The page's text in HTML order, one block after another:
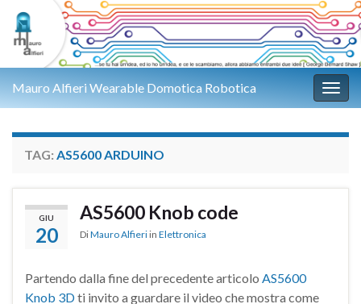
Mauro Alfieri Wearable Domotica Robotica
TAG: AS5600 ARDUINO
GIU
20
AS5600 Knob code
DiMauro Alfieri in Elettronica
Partendo dalla fine del precedente articolo AS5600
Knob 3Dti invito a guardare il video che mostra come